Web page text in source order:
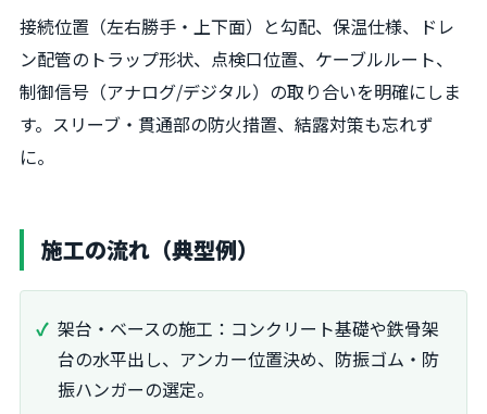
接続位置（左右勝手・上下面）と勾配、保温仕様、ドレ
ン配管のトラップ形状、点検口位置、ケーブルルート、
制御信号（アナログ/デジタル）の取り合いを明確にしま
す。スリーブ・貫通部の防火措置、結露対策も忘れず
に。
施工の流れ（典型例）
架台・ベースの施工：コンクリート基礎や鉄骨架
台の水平出し、アンカー位置決め、防振ゴム・防
振ハンガーの選定。